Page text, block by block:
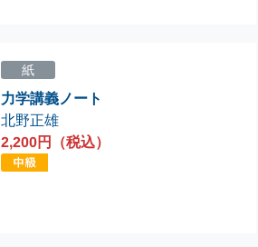
紙
力学講義ノート
北野正雄
2,200円（税込）